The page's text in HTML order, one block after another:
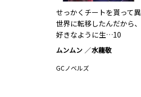
せっかくチートを貰って異
世界に転移したんだから、
好きなように生…10
ムンムン 水龍敬
GCノベルズ